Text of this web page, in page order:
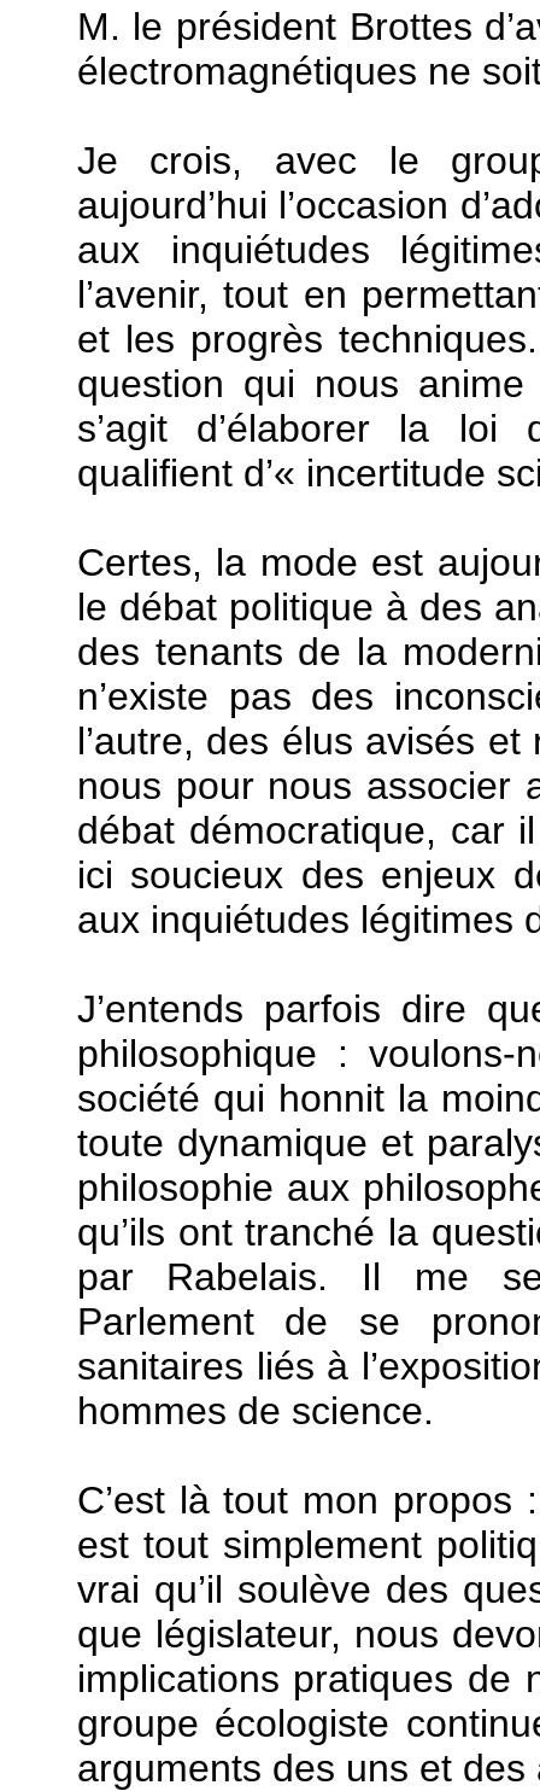
M. le président Brottes
électromagnétiques ne
Je crois, avec le
aujourd’hui l’occasion
aux inquiétudes
l’avenir, tout en
et les progrès
question qui nous
s’agit d’élaborer la loi
qualifient d’« incertitude
Certes, la mode est
le débat politique à des
des tenants de la
n’existe pas des
l’autre, des élus avisés
nous pour nous
débat démocratique, car
ici soucieux des enjeux
aux inquiétudes légitimes
J’entends parfois dire
philosophique :
société qui honnit la
toute dynamique et
philosophie aux
qu’ils ont tranché la
par Rabelais. Il me
Parlement de se
sanitaires liés à
hommes de science.
C’est là tout mon
est tout simplement
vrai qu’il soulève des
que législateur, nous
implications pratiques de
groupe écologiste
arguments des uns et des